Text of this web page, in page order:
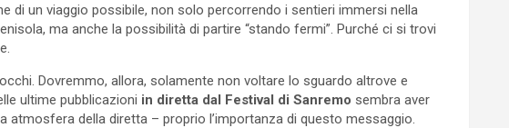
di un viaggio possibile, non solo percorrendo i sentieri immersi nella
ma anche la possibilità di partire “stando fermi”. Purché ci si trovi
Dovremmo, allora, solamente non voltare lo sguardo altrove e
ultime pubblicazioni in diretta dal Festival di Sanremo sembra aver
della diretta – proprio l’importanza di questo messaggio.